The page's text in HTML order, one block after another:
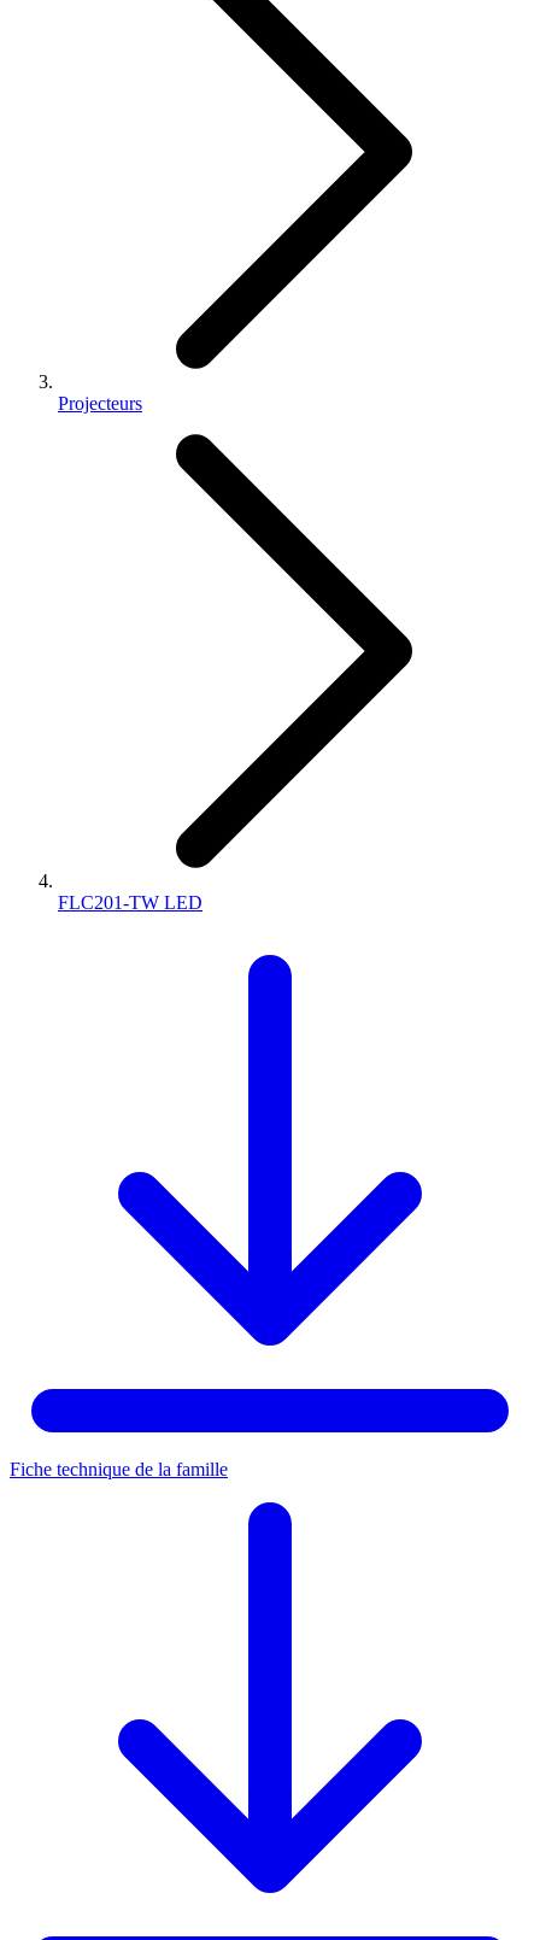
Projecteurs
FLC201-TW LED
Fiche technique de la famille